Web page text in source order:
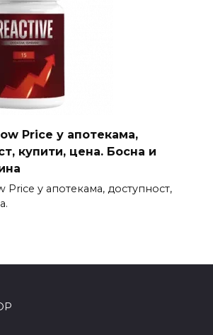
Price у апотекама,
купити, цена. Босна и
Price у апотекама, доступност,